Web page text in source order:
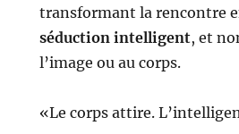
transformant la rencontre
séduction intelligent, et
l’image ou au corps.
«Le corps attire.